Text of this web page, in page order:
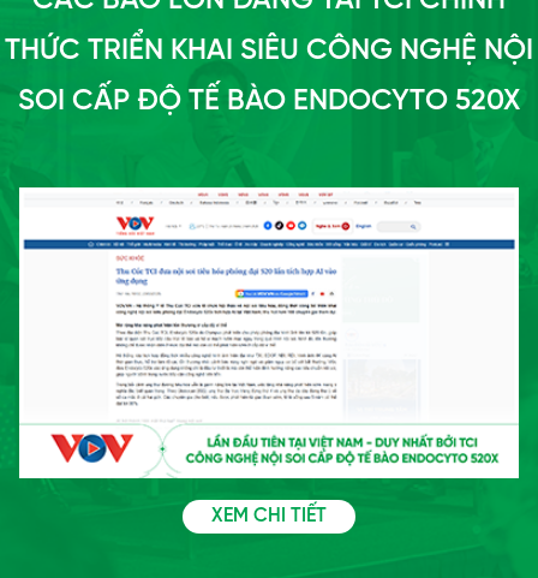
THỨC TRIỂN KHAI SIÊU CÔNG NGHỆ NỘI
SOI CẤP ĐỘ TẾ BÀO ENDOCYTO 520X
XEM CHI TIẾT